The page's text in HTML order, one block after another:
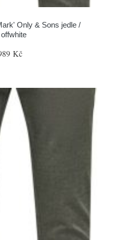
Only & Sons jedle /
offwhite
Kč